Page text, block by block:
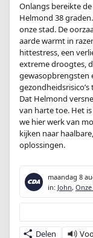
Onlangs bereikte
Helmond 38
onze stad. De
aarde warmt in
hittestress, een
extreme droogtes,
gewasopbrengsten
Dat Helmond
van harte toe. Het
we hier werk van
kijken naar
oplossingen.
maandag 8
in: John,
Delen